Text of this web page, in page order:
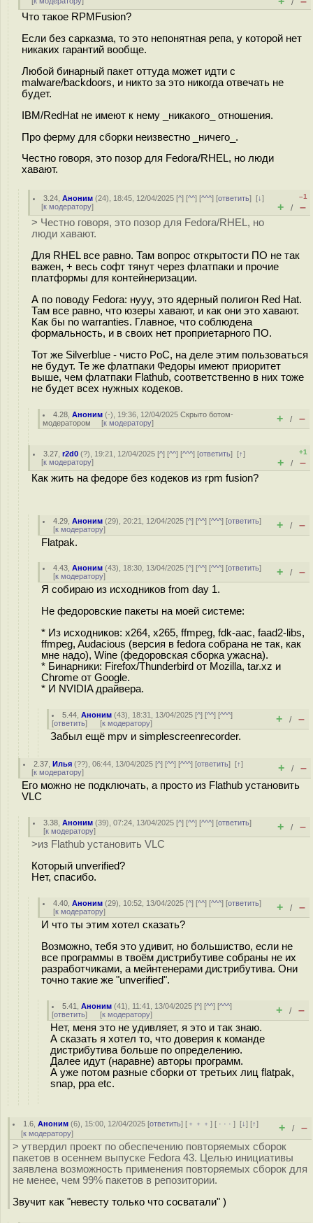
/
Что такое RPMFusion?
Если без сарказма, то это непонятная репа, у которой нет
никаких гарантий вообще.
Любой бинарный пакет оттуда может идти с
malware/backdoors, и никто за это никогда отвечать не
будет.
IBM/RedHat не имеют к нему _никакого_ отношения.
Про ферму для сборки неизвестно _ничего_.
Честно говоря, это позор для Fedora/RHEL, но люди
хавают.
3.24 ,Аноним (24), 18:45, 12/04/2025 [^] [^^] [^^^] [ответить][↓]
[к модератору]
–1
+ / –
> Честно говоря, это позор для Fedora/RHEL, но
люди хавают.
Для RHEL все равно. Там вопрос открытости ПО не так
важен, + весь софт тянут через флатпаки и прочие
платформы для контейнеризации.
А по поводу Fedora: нууу, это ядерный полигон Red Hat.
Там все равно, что юзеры хавают, и как они это хавают.
Как бы no warranties. Главное, что соблюдена
формальность, и в своих нет проприетарного ПО.
Тот же Silverblue - чисто PoC, на деле этим пользоваться
не будут. Те же флатпаки Федоры имеют приоритет
выше, чем флатпаки Flathub, соответственно в них тоже
не будет всех нужных кодеков.
4.28 ,Аноним (-), 19:36, 12/04/2025Скрыто ботом-
модератором [к модератору] + / –
3.27 ,r2d0 (?), 19:21, 12/04/2025 [^] [^^] [^^^] [ответить][↑]
[к модератору]
+1
+ / –
Как жить на федоре без кодеков из rpm fusion?
4.29 ,Аноним (29), 20:21, 12/04/2025 [^] [^^] [^^^] [ответить]
[к модератору] + / –
Flatpak.
4.43 ,Аноним (43), 18:30, 13/04/2025 [^] [^^] [^^^] [ответить]
[к модератору] + / –
Я собираю из исходников from day 1.
Не федоровские пакеты на моей системе:
* Из исходников: x264, x265, ffmpeg, fdk-aac, faad2-libs,
ffmpeg, Audacious (версия в fedora собрана не так, как
мне надо), Wine (федоровская сборка ужасна).
* Бинарники: Firefox/Thunderbird от Mozilla, tar.xz и
Chrome от Google.
* И NVIDIA драйвера.
5.44 ,Аноним (43), 18:31, 13/04/2025 [^] [^^] [^^^]
[ответить] [к модератору] + / –
Забыл ещё mpv и simplescreenrecorder.
2.37 ,Илья (??), 06:44, 13/04/2025 [^] [^^] [^^^] [ответить][↑]
[к модератору] + / –
Его можно не подключать, а просто из Flathub установить
VLC
3.38 ,Аноним (39), 07:24, 13/04/2025 [^] [^^] [^^^] [ответить]
[к модератору] + / –
>из Flathub установить VLC
Который unverified?
Нет, спасибо.
4.40 ,Аноним (29), 10:52, 13/04/2025 [^] [^^] [^^^] [ответить]
[к модератору] + / –
И что ты этим хотел сказать?
Возможно, тебя это удивит, но большиство, если не
все программы в твоём дистрибутиве собраны не их
разработчиками, а мейнтенерами дистрибутива. Они
точно такие же "unverified".
5.41 ,Аноним (41), 11:41, 13/04/2025 [^] [^^] [^^^]
[ответить] [к модератору] + / –
Нет, меня это не удивляет, я это и так знаю.
А сказать я хотел то, что доверия к команде
дистрибутива больше по определению.
Далее идут (наравне) авторы программ.
А уже потом разные сборки от третьих лиц flatpak,
snap, ppa etc.
1.6 ,Аноним (6), 15:00, 12/04/2025 [ответить] [ ﹢﹢﹢] [ · · ·][↓] [↑]
[к модератору] + / –
> утвердил проект по обеспечению повторяемых сборок
пакетов в осеннем выпуске Fedora 43. Целью инициативы
заявлена возможность применения повторяемых сборок для
не менее, чем 99% пакетов в репозитории.
Звучит как "невесту только что сосватали" )